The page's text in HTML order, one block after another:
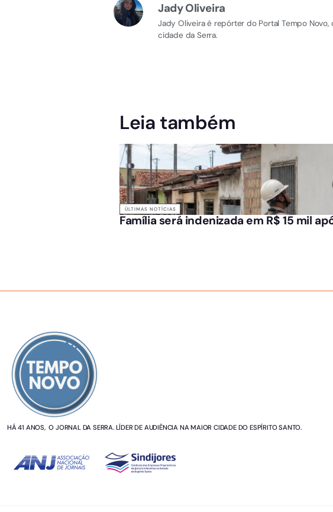
Jady Oliveira
Jady Oliveira é repórter do Portal Tempo
cidade da Serra.
Leia também
ÚLTIMAS NOTÍCIAS
Família será indenizada em R$ 15 mil
HÁ 41 ANOS, O JORNAL DA SERRA. LÍDER DE AUDIÊNCIA NA MAIOR CIDADE DO ESPÍRITO SANTO.